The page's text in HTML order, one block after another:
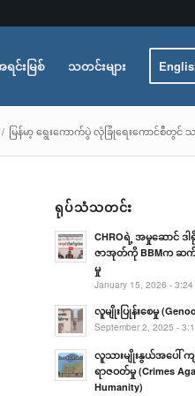
င်းမြစ် သတင်းများ
/ မြန်မာ့ ရွေးကောက်ပွဲ လုံခြုံရေးကောင်စီတွင်
ရုပ်သံသတင်း
CHROရဲ့ အမှုဆောင်
ဇာအုတ်ကို BBMက ဆက်
မှု
January 15, 2026 - 3:24
လူမျိုးပြုန်းစေမှု
September 2, 2025 -
လူသားမျိုးနွယ်အပေါ်
ရာဇဝတ်မှု (Crimes
Humanity)